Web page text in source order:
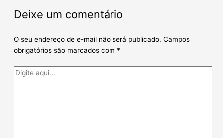
Deixe um comentário
O seu endereço de e-mail não será publicado. Campos
obrigatórios são marcados com *